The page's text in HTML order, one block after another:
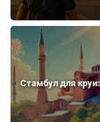
Стамбул для